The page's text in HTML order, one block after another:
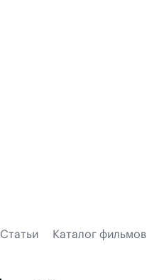
Статьи Каталог фильмов